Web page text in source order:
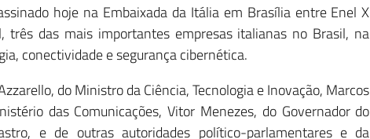
hoje na Embaixada da Itália em Brasília entre Enel X
três das mais importantes empresas italianas no Brasil, na
conectividade e segurança cibernética.
do Ministro da Ciência, Tecnologia e Inovação, Marcos
das Comunicações, Vitor Menezes, do Governador do
e de outras autoridades político-parlamentares e da